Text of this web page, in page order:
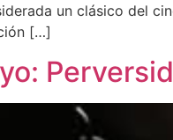
un clásico del
[…]